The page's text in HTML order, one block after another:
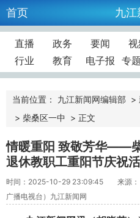
首页 九江
直播 政务 要闻 视
行业
教育 电子报 专
当前位置： 九江新闻网编辑部 >
> 柴桑区一中 > 正文
情暖重阳 致敬芳华——
退休教职工重阳节庆祝
时间：2025-10-29 23:09:45
来源
广播电视台）九江新闻网